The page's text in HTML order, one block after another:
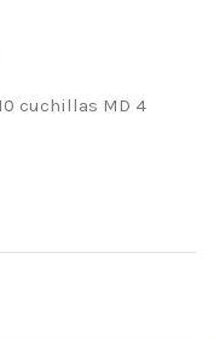
cuchillas MD 4